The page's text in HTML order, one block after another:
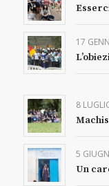
17
8
5
Un